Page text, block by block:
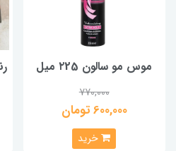
موس مو سالون ۲25 میل
770,000
600,000 تومان
خرید